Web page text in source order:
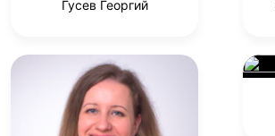
Гусев Георгий